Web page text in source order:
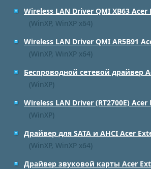
Wireless LAN Driver QMI XB63 Acer
(WinXP, WinXP x64)
Wireless LAN Driver QMI AR5B91
(WinXP, WinXP x64)
Беспроводной сетевой драйвер
(WinXP)
Wireless LAN Driver (RT2700E) Acer
(WinXP)
Драйвер для SATA и AHCI Acer
(WinXP, WinXP x64)
Драйвер звуковой карты Acer